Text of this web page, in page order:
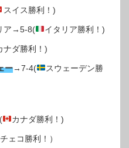
スイス勝利！)
ア→5-8( イタリア勝利！)
ナダ勝利！)
ー→7-4( スウェーデン勝
カナダ勝利！)
チェコ勝利！）